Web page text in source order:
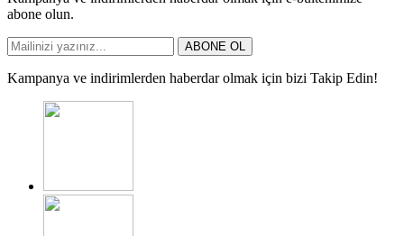
abone olun.
ABONE OL
Kampanya ve indirimlerden haberdar olmak için bizi Takip Edin!